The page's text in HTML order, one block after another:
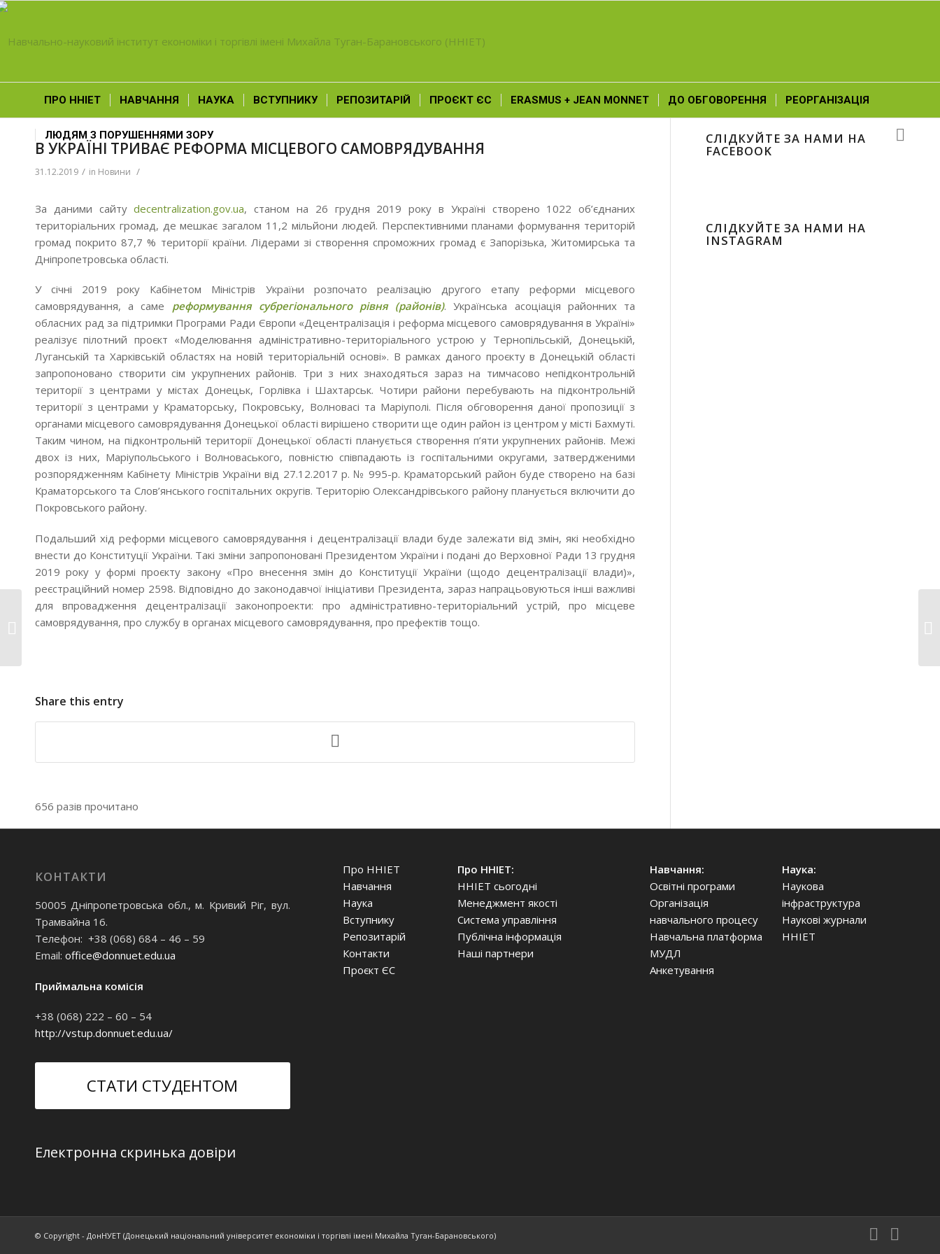
ПРО ННІЕТ НАВЧАННЯ НАУКА ВСТУПНИКУ РЕПОЗИТАРІЙ ПРОЄКТ ЄС ERASMUS + JEAN MONNET ДО ОБГОВОРЕННЯ РЕОРГАНІЗАЦІЯ
ЛЮДЯМ З ПОРУШЕННЯМИ ЗОРУ
В УКРАЇНІ ТРИВАЄ РЕФОРМА МІСЦЕВОГО САМОВРЯДУВАННЯ
31.12.2019 / in Новини /
За даними сайтуdecentralization.gov.ua, станом на 26 грудня 2019 року в Україні створено 1022 об’єднаних
територіальних громад, де мешкає загалом 11,2 мільйони людей. Перспективними планами формування територій
громад покрито 87,7 % території країни. Лідерами зі створення спроможних громад є Запорізька, Житомирська та
Дніпропетровська області.
У січні 2019 року Кабінетом Міністрів України розпочато реалізацію другого етапу реформи місцевого
самоврядування, а саме реформування субрегіонального рівня (районів). Українська асоціація районних та
обласних рад за підтримки Програми Ради Європи «Децентралізація і реформа місцевого самоврядування в Україні»
реалізує пілотний проєкт «Моделювання адміністративно-територіального устрою у Тернопільській, Донецькій,
Луганській та Харківській областях на новій територіальній основі». В рамках даного проєкту в Донецькій області
запропоновано створити сім укрупнених районів. Три з них знаходяться зараз на тимчасово непідконтрольній
території з центрами у містах Донецьк, Горлівка і Шахтарськ. Чотири райони перебувають на підконтрольній
території з центрами у Краматорську, Покровську, Волновасі та Маріуполі. Після обговорення даної пропозиції з
органами місцевого самоврядування Донецької області вирішено створити ще один район із центром у місті Бахмуті.
Таким чином, на підконтрольній території Донецької області планується створення п’яти укрупнених районів. Межі
двох із них, Маріупольського і Волноваського, повністю співпадають із госпітальними округами, затвердженими
розпорядженням Кабінету Міністрів України від 27.12.2017 р. № 995-р. Краматорський район буде створено на базі
Краматорського та Слов’янського госпітальних округів. Територію Олександрівського району планується включити до
Покровського району.
Подальший хід реформи місцевого самоврядування і децентралізації влади буде залежати від змін, які необхідно
внести до Конституції України. Такі зміни запропоновані Президентом України і подані до Верховної Ради 13 грудня
2019 року у формі проєкту закону «Про внесення змін до Конституції України (щодо децентралізації влади)»,
реєстраційний номер 2598. Відповідно до законодавчої ініціативи Президента, зараз напрацьовуються інші важливі
для впровадження децентралізації законопроекти: про адміністративно-територіальний устрій, про місцеве
самоврядування, про службу в органах місцевого самоврядування, про префектів тощо.
Share this entry
656 разів прочитано
СЛІДКУЙТЕ ЗА НАМИ НА
FACEBOOK
СЛІДКУЙТЕ ЗА НАМИ НА
INSTAGRAM
КОНТАКТИ
50005 Дніпропетровська обл., м. Кривий Ріг, вул.
Трамвайна 16.
Телефон: +38 (068) 684 – 46 – 59
Email: office@donnuet.edu.ua
Приймальна комісія
+38 (068) 222 – 60 – 54
http://vstup.donnuet.edu.ua/
СТАТИ СТУДЕНТОМ
Електронна скринька довіри
Про ННІЕТ
Навчання
Наука
Вступнику
Репозитарій
Контакти
Проєкт ЄС
Про ННІЕТ:
ННІЕТ сьогодні
Менеджмент якості
Система управління
Публічна інформація
Наші партнери
Навчання:
Освітні програми
Організація
навчального процесу
Навчальна платформа
МУДЛ
Анкетування
Наука:
Наукова
інфраструктура
Наукові журнали
ННІЕТ
© Copyright - ДонНУЕТ (Донецький національний університет економіки і торгівлі імені Михайла Туган-Барановського)
МАЙБУТНЄ УКРАЇНИ ЗА